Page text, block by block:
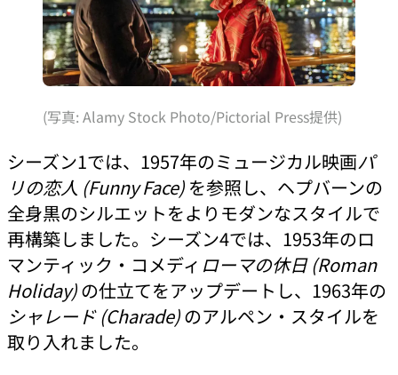
(写真: Alamy Stock Photo/Pictorial Press提供)
シーズン1では、1957年のミュージカル映画パ
リの恋人 (Funny Face) を参照し、ヘプバーンの
全身黒のシルエットをよりモダンなスタイルで
再構築しました。シーズン4では、1953年のロ
マンティック・コメディ ローマの休日 (Roman
Holiday)の仕立てをアップデートし、1963年の
シャレード (Charade)のアルペン・スタイルを
取り入れました。